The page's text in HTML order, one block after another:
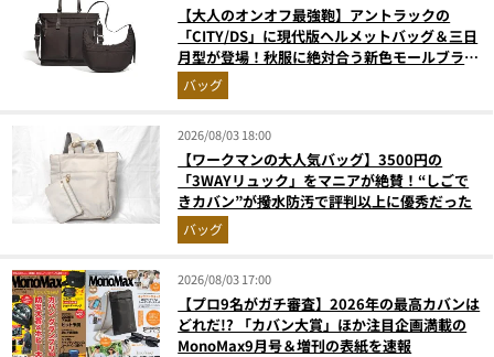
【大人のオンオフ最強鞄】アントラックの
「CITY/DS」に現代版ヘルメットバッグ＆三日
月型が登場！秋服に絶対合う新色モールブラウ
ンが傑作
バッグ
2026/08/03 18:00
【ワークマンの大人気バッグ】3500円の
「3WAYリュック」をマニアが絶賛！“しごで
きカバン”が撥水防汚で評判以上に優秀だった
バッグ
2026/08/03 17:00
【プロ9名がガチ審査】2026年の最高カバンは
どれだ!? 「カバン大賞」ほか注目企画満載の
MonoMax9月号＆増刊の表紙を速報